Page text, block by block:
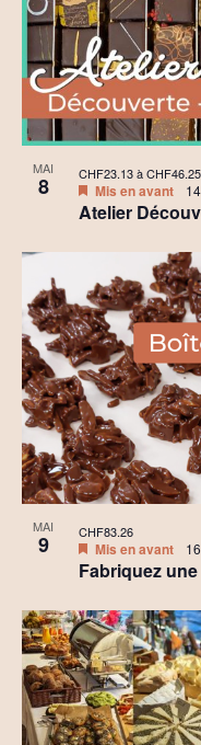
MAI
8
Atelier
Mis en avant
CHF23.13 à CHF46.25
MAI
9
Fabriquez
Mis en avant
CHF83.26